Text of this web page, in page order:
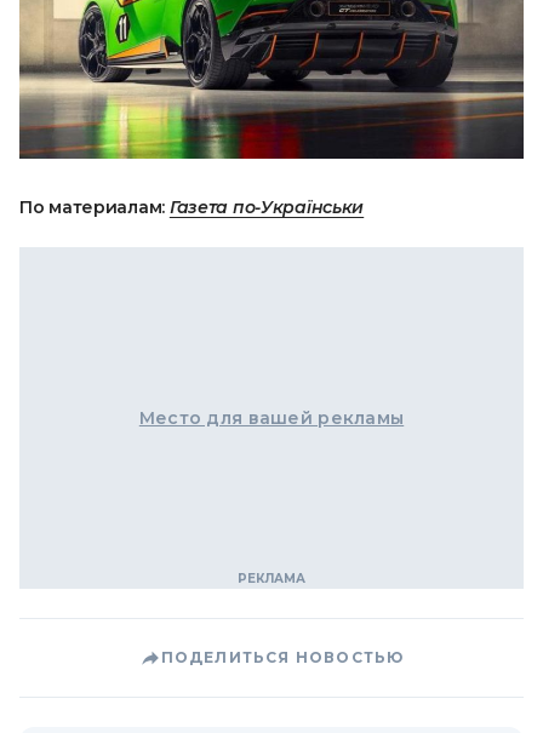
По материалам: Газета по-Українськи
Место для вашей рекламы
ПОДЕЛИТЬСЯ НОВОСТЬЮ